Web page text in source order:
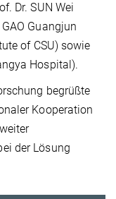
Dr. SUN Wei
Guangjun
of CSU) sowie
Hospital).
begrüßte
Kooperation
der Lösung